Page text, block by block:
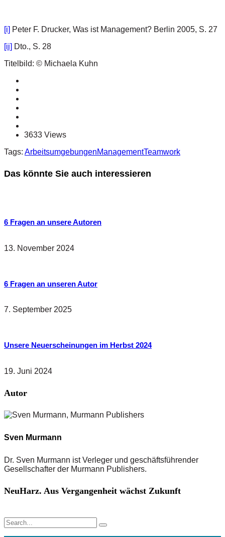
[i] Peter F. Drucker, Was ist Management? Berlin 2005, S. 27
[ii] Dto., S. 28
Titelbild: © Michaela Kuhn
3633 Views
Tags: ArbeitsumgebungenManagementTeamwork
Das könnte Sie auch interessieren
6 Fragen an unsere Autoren
13. November 2024
6 Fragen an unseren Autor
7. September 2025
Unsere Neuerscheinungen im Herbst 2024
19. Juni 2024
Autor
Sven Murmann
Dr. Sven Murmann ist Verleger und geschäftsführender
Gesellschafter der Murmann Publishers.
NeuHarz. Aus Vergangenheit wächst Zukunft